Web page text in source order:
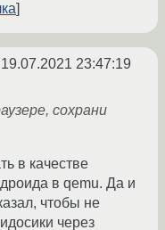
19.07.2021 23:47:19
сохрани
в качестве
в qemu. Да и
чтобы не
через